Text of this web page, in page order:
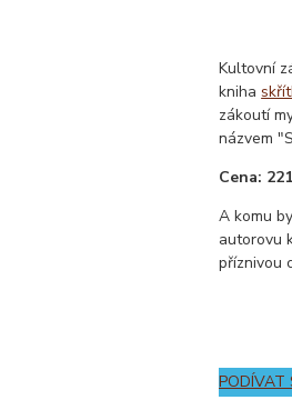
Kultovní
kniha
zákoutí
názvem
Cena:
A komu
autorovu
příznivou
PODÍVAT